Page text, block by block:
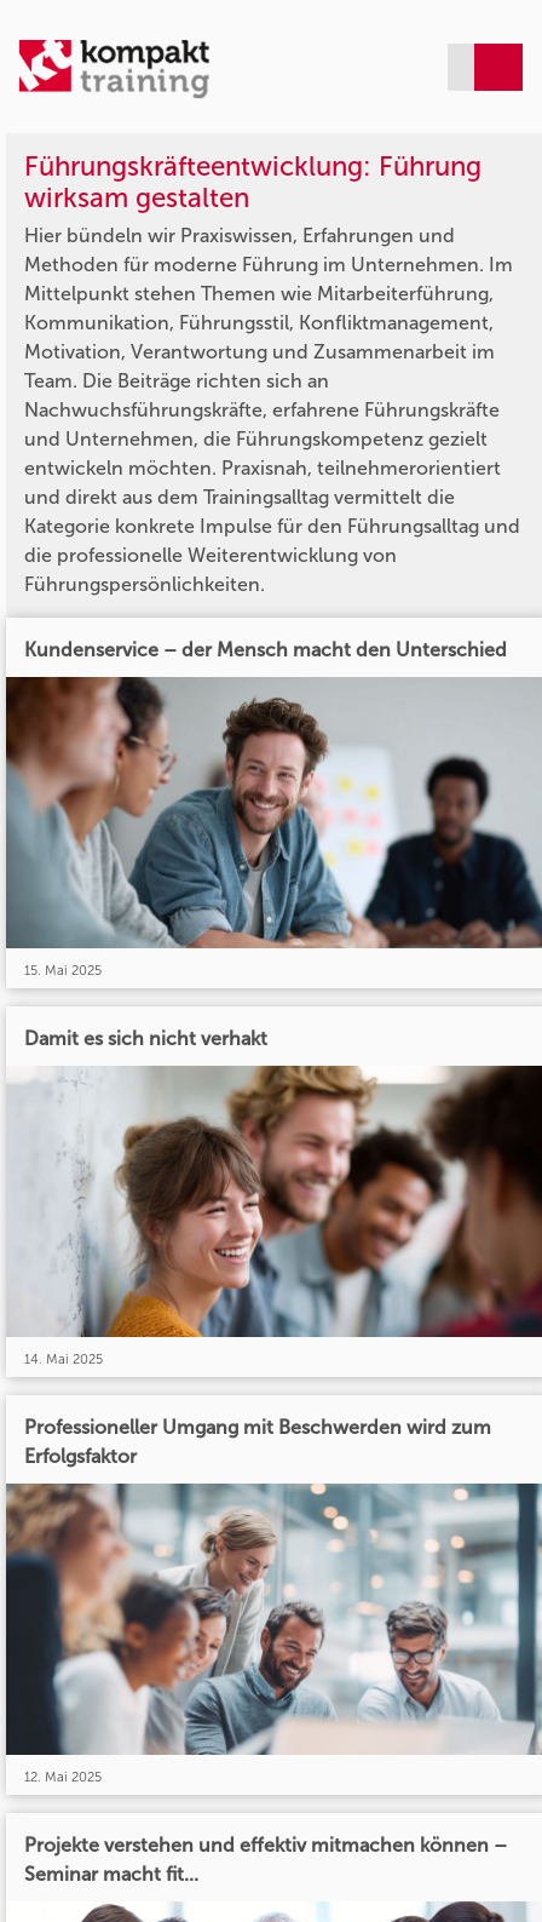
Führungskräfteentwicklung: Führung
wirksam gestalten
Hier bündeln wir Praxiswissen, Erfahrungen und
Methoden für moderne Führung im Unternehmen. Im
Mittelpunkt stehen Themen wie Mitarbeiterführung,
Kommunikation, Führungsstil, Konfliktmanagement,
Motivation, Verantwortung und Zusammenarbeit im
Team. Die Beiträge richten sich an
Nachwuchsführungskräfte, erfahrene Führungskräfte
und Unternehmen, die Führungskompetenz gezielt
entwickeln möchten. Praxisnah, teilnehmerorientiert
und direkt aus dem Trainingsalltag vermittelt die
Kategorie konkrete Impulse für den Führungsalltag und
die professionelle Weiterentwicklung von
Führungspersönlichkeiten.
Kundenservice – der Mensch macht den Unterschied
15. Mai 2025
Damit es sich nicht verhakt
14. Mai 2025
Professioneller Umgang mit Beschwerden wird zum
Erfolgsfaktor
12. Mai 2025
Projekte verstehen und effektiv mitmachen können –
Seminar macht fit...